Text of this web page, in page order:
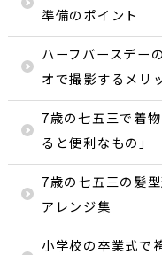
準備のポイント
ハーフバースデー
オで撮影するメリ
7歳の七五三で着
ると便利なもの」
7歳の七五三の髪
アレンジ集
小学校の卒業式で